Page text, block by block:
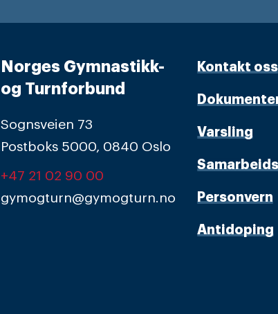
Norges Gymnastikk-
og Turnforbund
Sognsveien 73
Postboks 5000, 0840 Oslo
+47 21 02 90 00
gymogturn@gymogturn.no
Kontakt oss
Varsling
Personvern
Antidoping